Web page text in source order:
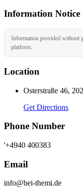
Information Notice
Information provided without
platform.
Location
Osterstraße 46,
Get Directions
Phone Number
'+4940 400383
Email
info@bei-themi.de